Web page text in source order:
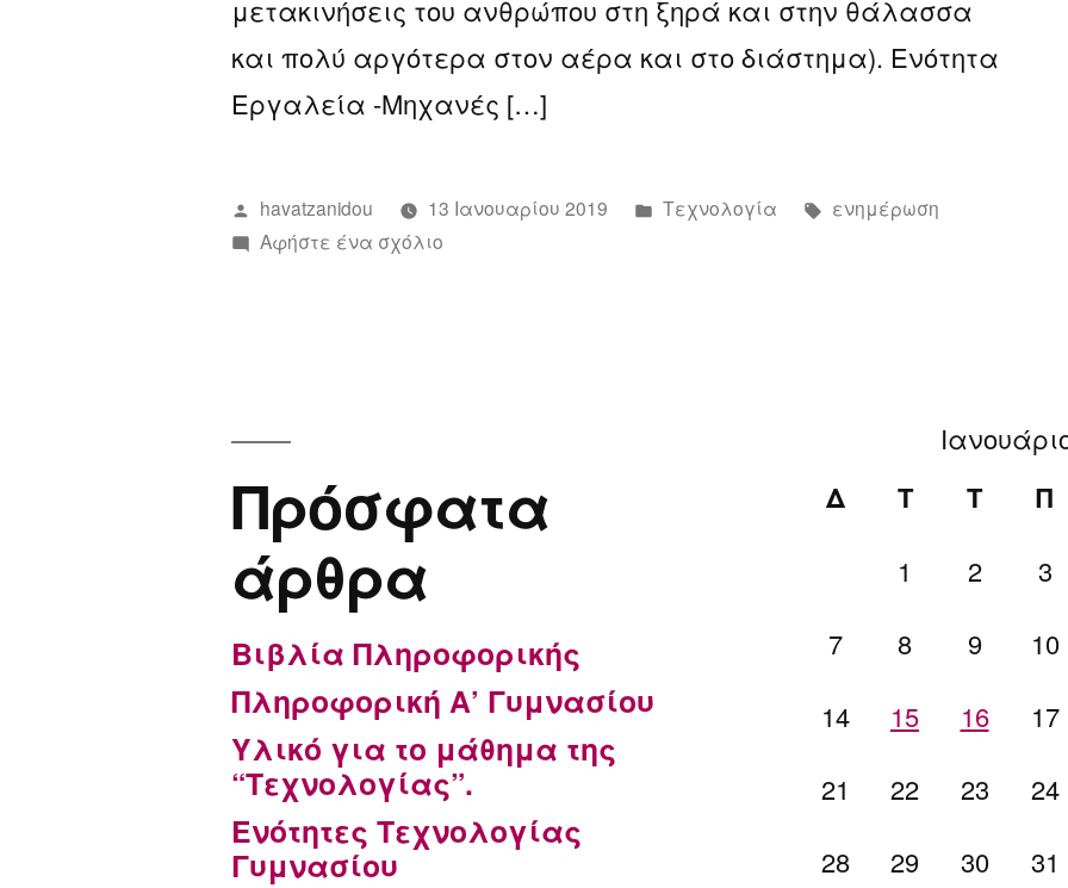
μετακινήσεις του ανθρώπου στη ξηρά και στην θάλασσα
και πολύ αργότερα στον αέρα και στο διάστημα). Ενότητα
Εργαλεία -Μηχανές […]
Συντάχθηκε
από
havatzanidou 13 Ιανουαρίου 2019
Αναρτήθηκε
Τεχνολογία Ετικέτες:
ενημέρωση
Αφήστε ένα σχόλιο
Πρόσφατα
άρθρα
Βιβλία Πληροφορικής
Πληροφορική Α’ Γυμνασίου
Υλικό για το μάθημα της
“Τεχνολογίας”.
Ενότητες Τεχνολογίας
Γυμνασίου
Δ Τ Τ Π
1 2 3
7
8 9 10
14
15 16 17
21
22 23 24
28
29 30 31